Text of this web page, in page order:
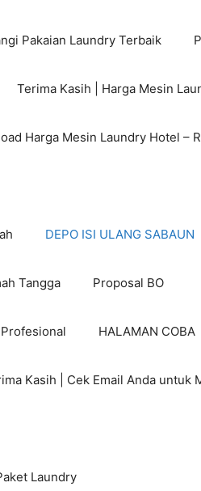
Pakaian Laundry Terbaik
Terima Kasih | Harga Mesin
Harga Mesin Laundry Hotel –
DEPO ISI ULANG SABAUN
Tangga Proposal BO
HALAMAN COBA
Kasih | Cek Email Anda untuk
Laundry